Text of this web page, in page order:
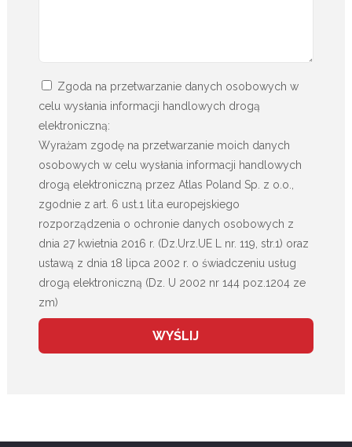
Zgoda na przetwarzanie danych osobowych w
celu wysłania informacji handlowych drogą
elektroniczną:
Wyrażam zgodę na przetwarzanie moich danych
osobowych w celu wysłania informacji handlowych
drogą elektroniczną przez Atlas Poland Sp. z o.o.,
zgodnie z art. 6 ust.1 lit.a europejskiego
rozporządzenia o ochronie danych osobowych z
dnia 27 kwietnia 2016 r. (Dz.Urz.UE L nr. 119, str.1) oraz
ustawą z dnia 18 lipca 2002 r. o świadczeniu usług
drogą elektroniczną (Dz. U 2002 nr 144 poz.1204 ze
zm)